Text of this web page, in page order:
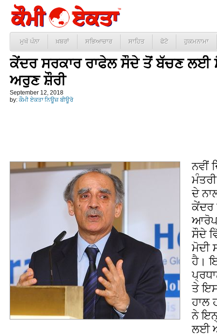
ਮੁਖੱ ਪੰਨਾ ਖ਼ਬਰਾਂ ਸਭਿਆਚਾਰ ਸਾਹਿਤ ਫੋਟੋ ਹੁਕਮਨਾਮਾ
ਕੇਂਦਰ ਸਰਕਾਰ ਰਾਫੇਲ ਸੌਦੇ ਤੋਂ ਬੱਚਣ ਲਈ
ਅਰੁਣ ਸ਼ੌਰੀ
September 12, 2018
by: ਕੌਮੀ ਏਕਤਾ ਨਿਊਜ਼ ਬੀਊਰੋ
ਨਵੀਂ
ਦੇ
ਕੇਂਦਰ
ਆਰੋਪ
ਸੌਦੇ
ਮੋਦੀ
ਹੈ।
ਤੇ
ਹਾਲ
ਨੇ
ਲਈ